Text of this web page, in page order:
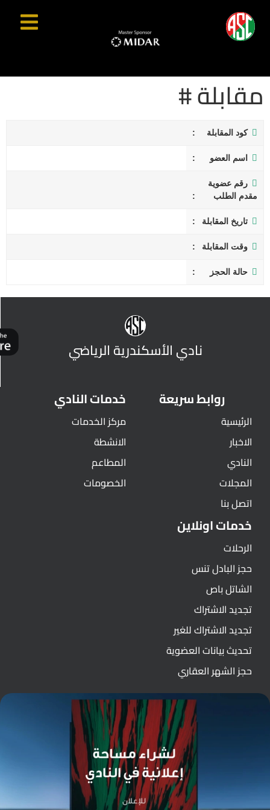
مقابلة #
كود المقابلة
اسم العضو
رقم عضوية
مقدم الطلب
تاريخ المقابلة
وقت المقابلة
حالة الحجز
نادي الأسكندرية الرياضي
روابط سريعة
الرئيسية
الاخبار
النادي
المجلات
اتصل بنا
خدمات النادي
مركز الخدمات
الانشطة
المطاعم
الخصومات
خدمات اونلاين
الرحلات
حجز البادل تنس
الشاتل باص
تجديد الاشتراك
تجديد الاشتراك للغير
تحديث بيانات العضوية
حجز الشهر العقاري